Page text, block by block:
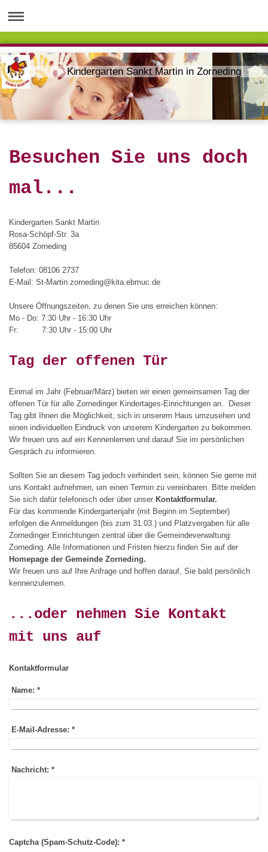
Kindergarten Sankt Martin in Zorneding
Besuchen Sie uns doch
mal...
Kindergarten Sankt Martin
Rosa-Schöpf-Str. 3a
85604 Zorneding
Telefon: 08106 2737
E-Mail: St-Martin.zorneding@kita.ebmuc.de
Unsere Öffnungszeiten, zu denen Sie uns erreichen können:
Mo - Do: 7:30 Uhr - 16:30 Uhr
Fr:
7:30 Uhr - 15:00 Uhr
Tag der offenen Tür
Einmal im Jahr (Februar/März) bieten wir einen gemeinsamen Tag der
offenen Tür für alle Zornedinger Kindertages-Einrichtungen an. Dieser
Tag gibt Ihnen die Möglichkeit, sich in unserem Haus umzusehen und
einen individuellen Eindruck von unserem Kindergarten zu bekommen.
Wir freuen uns auf ein Kennenlernen und darauf Sie im persönlichen
Gespräch zu informieren.
Sollten Sie an diesem Tag jedoch verhindert sein, können Sie gerne mit
uns Kontakt aufnehmen, um einen Termin zu vereinbaren. Bitte melden
Sie sich dafür telefonisch oder über unser Kontaktformular.
Für das kommende Kindergartenjahr (mit Beginn im September)
erfolgen die Anmeldungen (bis zum 31.03.) und Platzvergaben für alle
Zornedinger Einrichtungen zentral über die Gemeindeverwaltung
Zorneding. Alle Informationen und Fristen hierzu finden Sie auf der
Homepage der Gemeinde Zorneding.
Wir freuen uns auf Ihre Anfrage und hoffen darauf, Sie bald persönlich
kennenzulernen.
...oder nehmen Sie Kontakt
mit uns auf
Kontaktformular
Name: *
E-Mail-Adresse: *
Nachricht: *
Captcha (Spam-Schutz-Code): *